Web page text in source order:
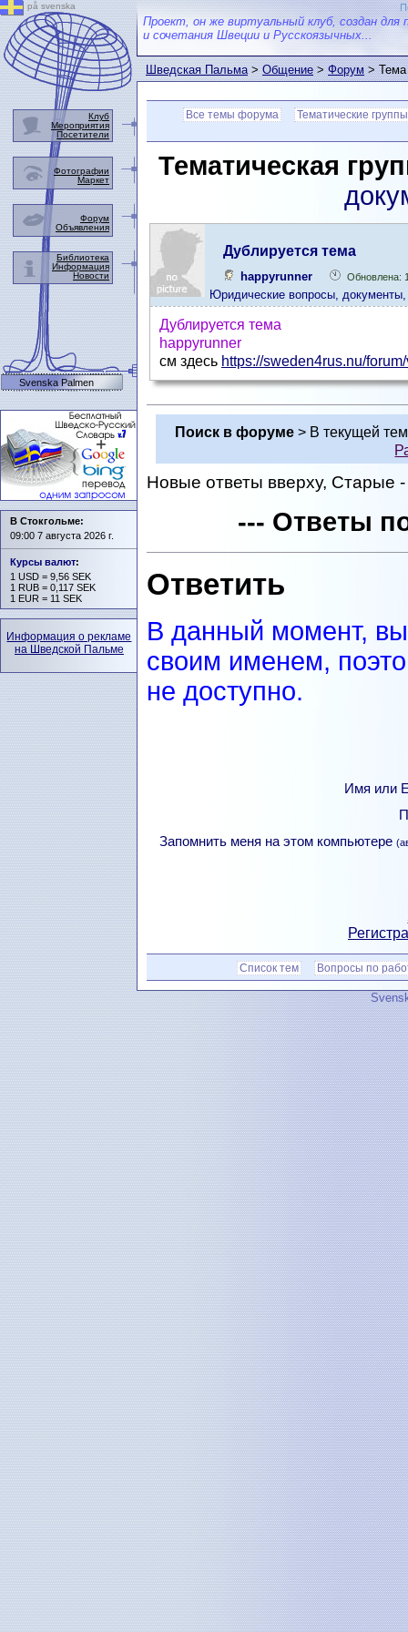
Проект, он же виртуальный клуб, создан для
и сочетания Швеции и Русскоязычных...
Шведская Пальма>Общение>Форум>
Все темы форума Тематические группы
Тематическая
Дублируется тема
happyrunner Обновлена:
Юридические вопросы, документы,
Дублируется тема
happyrunner
см здесь https://sweden4rus.nu/
Поиск в форуме > В текущей
Новые ответы вверху, Старые -
--- Ответы
Ответить
В данный момент,
своим именем,
не доступно.
Имя или
Запомнить меня на этом компьютере
Список тем Вопросы по
på svenska
Клуб
Мероприятия
Посетители
Фотографии
Маркет
Форум
Объявления
Библиотека
Информация
Новости
Svenska Palmen
В Стокгольме:
09:00 7 августа 2026 г.
Курсы валют:
1 USD = 9,56 SEK
1 RUB = 0,117 SEK
1 EUR = 11 SEK
Информация о рекламе
на Шведской Пальме